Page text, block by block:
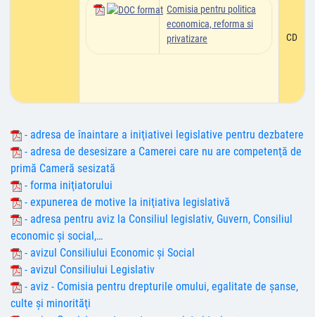
Comisia pentru politica
economica, reforma si
privatizare
CD
- adresa de înaintare a iniţiativei legislative pentru dezbatere
- adresa de desesizare a Camerei care nu are competenţă de
primă Cameră sesizată
- forma iniţiatorului
- expunerea de motive la iniţiativa legislativă
- adresa pentru aviz la Consiliul legislativ, Guvern, Consiliul
economic şi social,…
- avizul Consiliului Economic şi Social
- avizul Consiliului Legislativ
- aviz - Comisia pentru drepturile omului, egalitate de şanse,
culte şi minorităţi